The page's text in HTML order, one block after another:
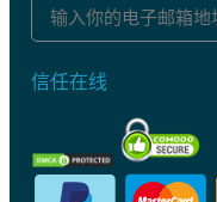
信任在线